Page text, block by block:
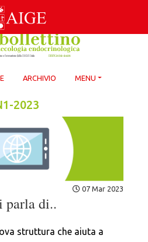
ARCHIVIO MENU
2023
07 Mar 2023
parla di..
struttura che aiuta a